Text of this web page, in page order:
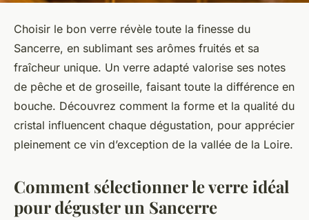
Choisir le bon verre révèle toute la finesse du
Sancerre, en sublimant ses arômes fruités et sa
fraîcheur unique. Un verre adapté valorise ses notes
de pêche et de groseille, faisant toute la différence en
bouche. Découvrez comment la forme et la qualité du
cristal influencent chaque dégustation, pour apprécier
pleinement ce vin d’exception de la vallée de la Loire.
Comment sélectionner le verre idéal
pour déguster un Sancerre